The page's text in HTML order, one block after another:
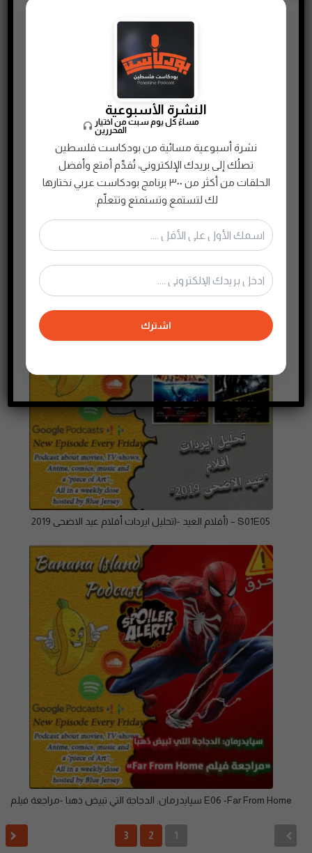
E04 -ثورة المضحكين الجدد (ثلاثية علاء ولي الدين) – الجزء الثانى
S01E05 – (أفلام العيد -(تحليل ايردات أفلام عيد الاضحى 2019
E06 -Far From Home سپايدرمان: الدجاجة التي تبيض ذهبا -مراجعة فيلم
1
2
3
النشرة الأسبوعية
مساءً كل يوم سبت من اختيار
المحررين
نشرة أسبوعية مسائية من بودكاست فلسطين
تصلُك إلى بريدك الإلكتروني، تُقدِّم أمتع وأفضل
الحلقات من أكثر من ٣٠٠ برنامج بودكاست عربي نختارها
لك لتستمع وتستمتع وتتعلّم.
اشترك